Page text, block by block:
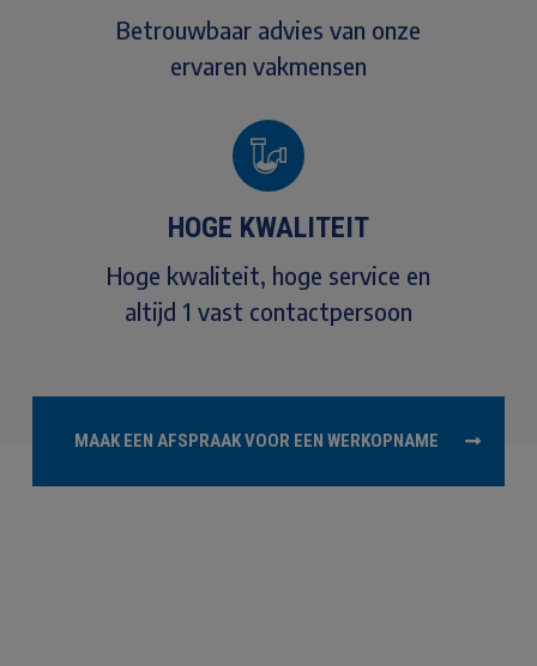
Betrouwbaar advies van onze
ervaren vakmensen
HOGE KWALITEIT
Hoge kwaliteit, hoge service en
altijd 1 vast contactpersoon
MAAK EEN AFSPRAAK VOOR EEN WERKOPNAME